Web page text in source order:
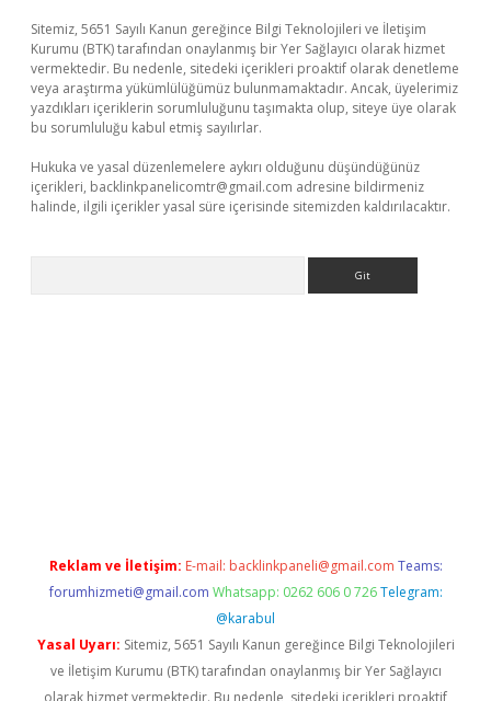
Sitemiz, 5651 Sayılı Kanun gereğince Bilgi Teknolojileri ve İletişim
Kurumu (BTK) tarafından onaylanmış bir Yer Sağlayıcı olarak hizmet
vermektedir. Bu nedenle, sitedeki içerikleri proaktif olarak denetleme
veya araştırma yükümlülüğümüz bulunmamaktadır. Ancak, üyelerimiz
yazdıkları içeriklerin sorumluluğunu taşımakta olup, siteye üye olarak
bu sorumluluğu kabul etmiş sayılırlar.
Hukuka ve yasal düzenlemelere aykırı olduğunu düşündüğünüz
içerikleri, backlinkpanelicomtr@gmail.com adresine bildirmeniz
halinde, ilgili içerikler yasal süre içerisinde sitemizden kaldırılacaktır.
Reklam ve İletişim: E-mail: backlinkpaneli@gmail.com Teams:
forumhizmeti@gmail.com Whatsapp: 0262 606 0 726 Telegram:
@karabul
Yasal Uyarı: Sitemiz, 5651 Sayılı Kanun gereğince Bilgi Teknolojileri
ve İletişim Kurumu (BTK) tarafından onaylanmış bir Yer Sağlayıcı
olarak hizmet vermektedir. Bu nedenle, sitedeki içerikleri proaktif